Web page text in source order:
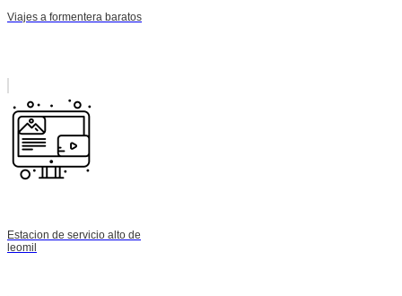
Viajes a formentera baratos
Estacion de servicio alto de
leomil